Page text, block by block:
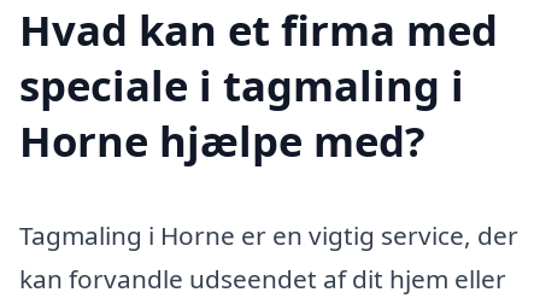
Hvad kan et firma med
speciale i tagmaling i
Horne hjælpe med?
Tagmaling i Horne er en vigtig service, der
kan forvandle udseendet af dit hjem eller